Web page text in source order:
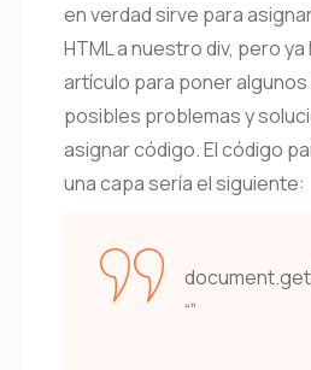
en verdad sirve para
HTML a nuestro div, pero
artículo para poner
posibles problemas y
asignar código. El código
una capa sería el siguiente:
“”